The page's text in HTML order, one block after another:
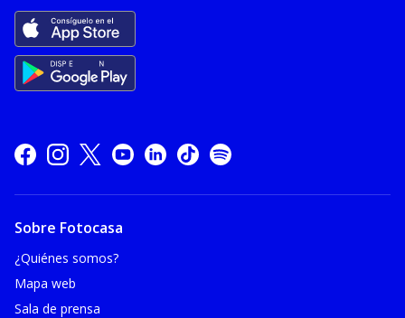
Sobre Fotocasa
¿Quiénes somos?
Mapa web
Sala de prensa